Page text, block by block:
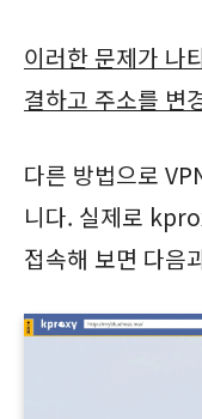
이러한 문제가 나
결하고 주소를 변
다른 방법으로
니다. 실제로
접속해 보면 다음